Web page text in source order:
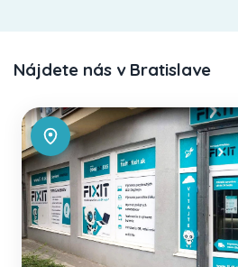
Nájdete nás v Bratislave